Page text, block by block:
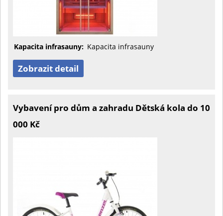
Kapacita infrasauny: Kapacita infrasauny
Zobrazit detail
Vybavení pro dům a zahradu Dětská kola do 10
000 Kč